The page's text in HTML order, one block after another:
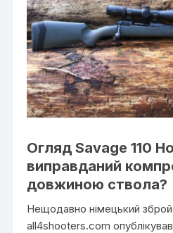
Огляд Savage 110
виправданий
довжиною ствола?
Нещодавно німецький
all4shooters.com